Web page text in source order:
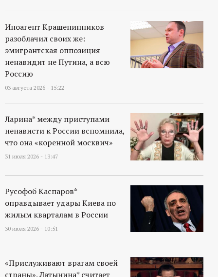
Иноагент Крашенинников
разоблачил своих же:
эмигрантская оппозиция
ненавидит не Путина, а всю
Россию
03 августа 2026 - 15:22
Ларина* между приступами
ненависти к России вспомнила,
что она «коренной москвич»
31 июля 2026 - 13:47
Русофоб Каспаров*
оправдывает удары Киева по
жилым кварталам в России
30 июля 2026 - 10:51
«Прислуживают врагам своей
страны». Латынина* считает